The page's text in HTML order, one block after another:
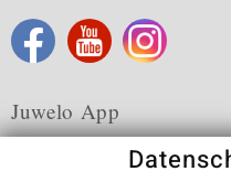
Juwelo App